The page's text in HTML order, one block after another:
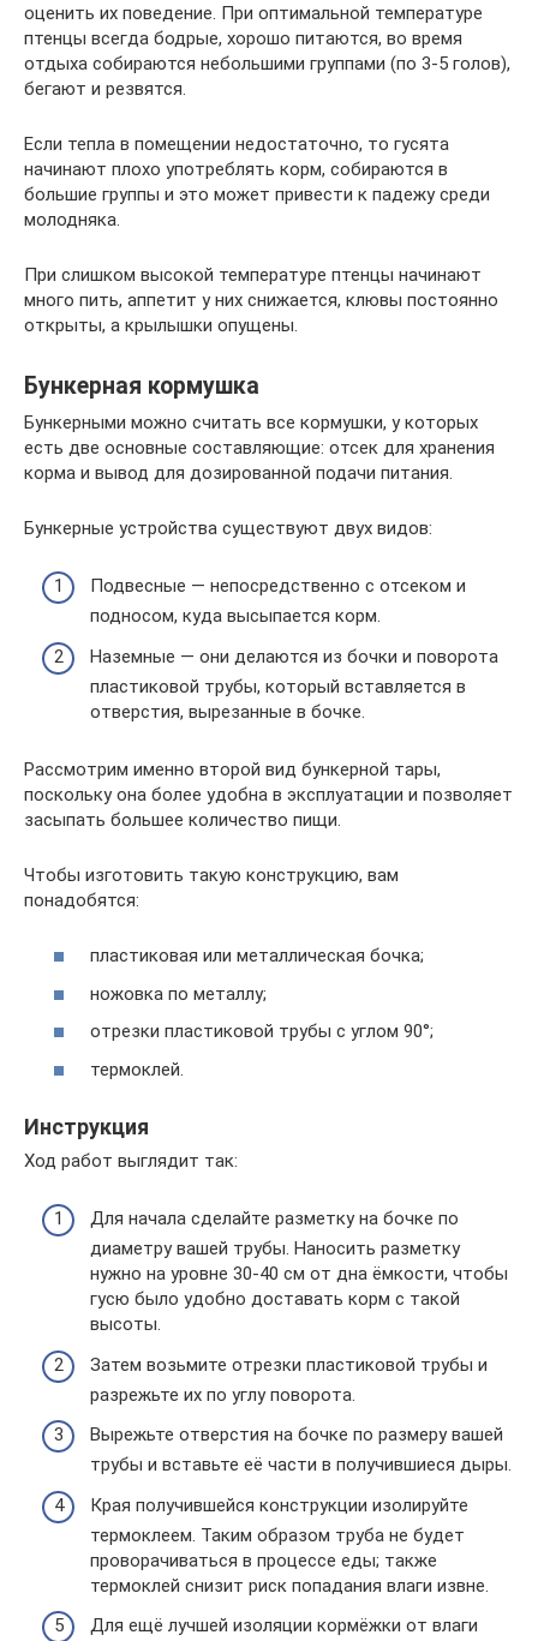
оценить их поведение. При оптимальной температуре
птенцы всегда бодрые, хорошо питаются, во время
отдыха собираются небольшими группами (по 3-5 голов),
бегают и резвятся.
Если тепла в помещении недостаточно, то гусята
начинают плохо употреблять корм, собираются в
большие группы и это может привести к падежу среди
молодняка.
При слишком высокой температуре птенцы начинают
много пить, аппетит у них снижается, клювы постоянно
открыты, а крылышки опущены.
Бункерная кормушка
Бункерными можно считать все кормушки, у которых
есть две основные составляющие: отсек для хранения
корма и вывод для дозированной подачи питания.
Бункерные устройства существуют двух видов:
Подвесные — непосредственно с отсеком и
подносом, куда высыпается корм.
Наземные — они делаются из бочки и поворота
пластиковой трубы, который вставляется в
отверстия, вырезанные в бочке.
Рассмотрим именно второй вид бункерной тары,
поскольку она более удобна в эксплуатации и позволяет
засыпать большее количество пищи.
Чтобы изготовить такую конструкцию, вам
понадобятся:
пластиковая или металлическая бочка;
ножовка по металлу;
отрезки пластиковой трубы с углом 90°;
термоклей.
Инструкция
Ход работ выглядит так:
Для начала сделайте разметку на бочке по
диаметру вашей трубы. Наносить разметку
нужно на уровне 30-40 см от дна ёмкости, чтобы
гусю было удобно доставать корм с такой
высоты.
Затем возьмите отрезки пластиковой трубы и
разрежьте их по углу поворота.
Вырежьте отверстия на бочке по размеру вашей
трубы и вставьте её части в получившиеся дыры.
Края получившейся конструкции изолируйте
термоклеем. Таким образом труба не будет
проворачиваться в процессе еды; также
термоклей снизит риск попадания влаги извне.
Для ещё лучшей изоляции кормёжки от влаги